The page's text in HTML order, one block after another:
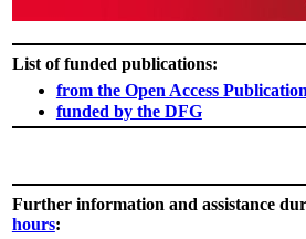
List of funded publications:
from the Open Access
funded by the DFG​
Further information and assistance
hours: